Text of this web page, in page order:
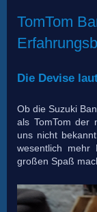
TomTom
Die Devise
Ob die Suzuki
als TomTom der
uns nicht
wesentlich mehr
großen Spaß